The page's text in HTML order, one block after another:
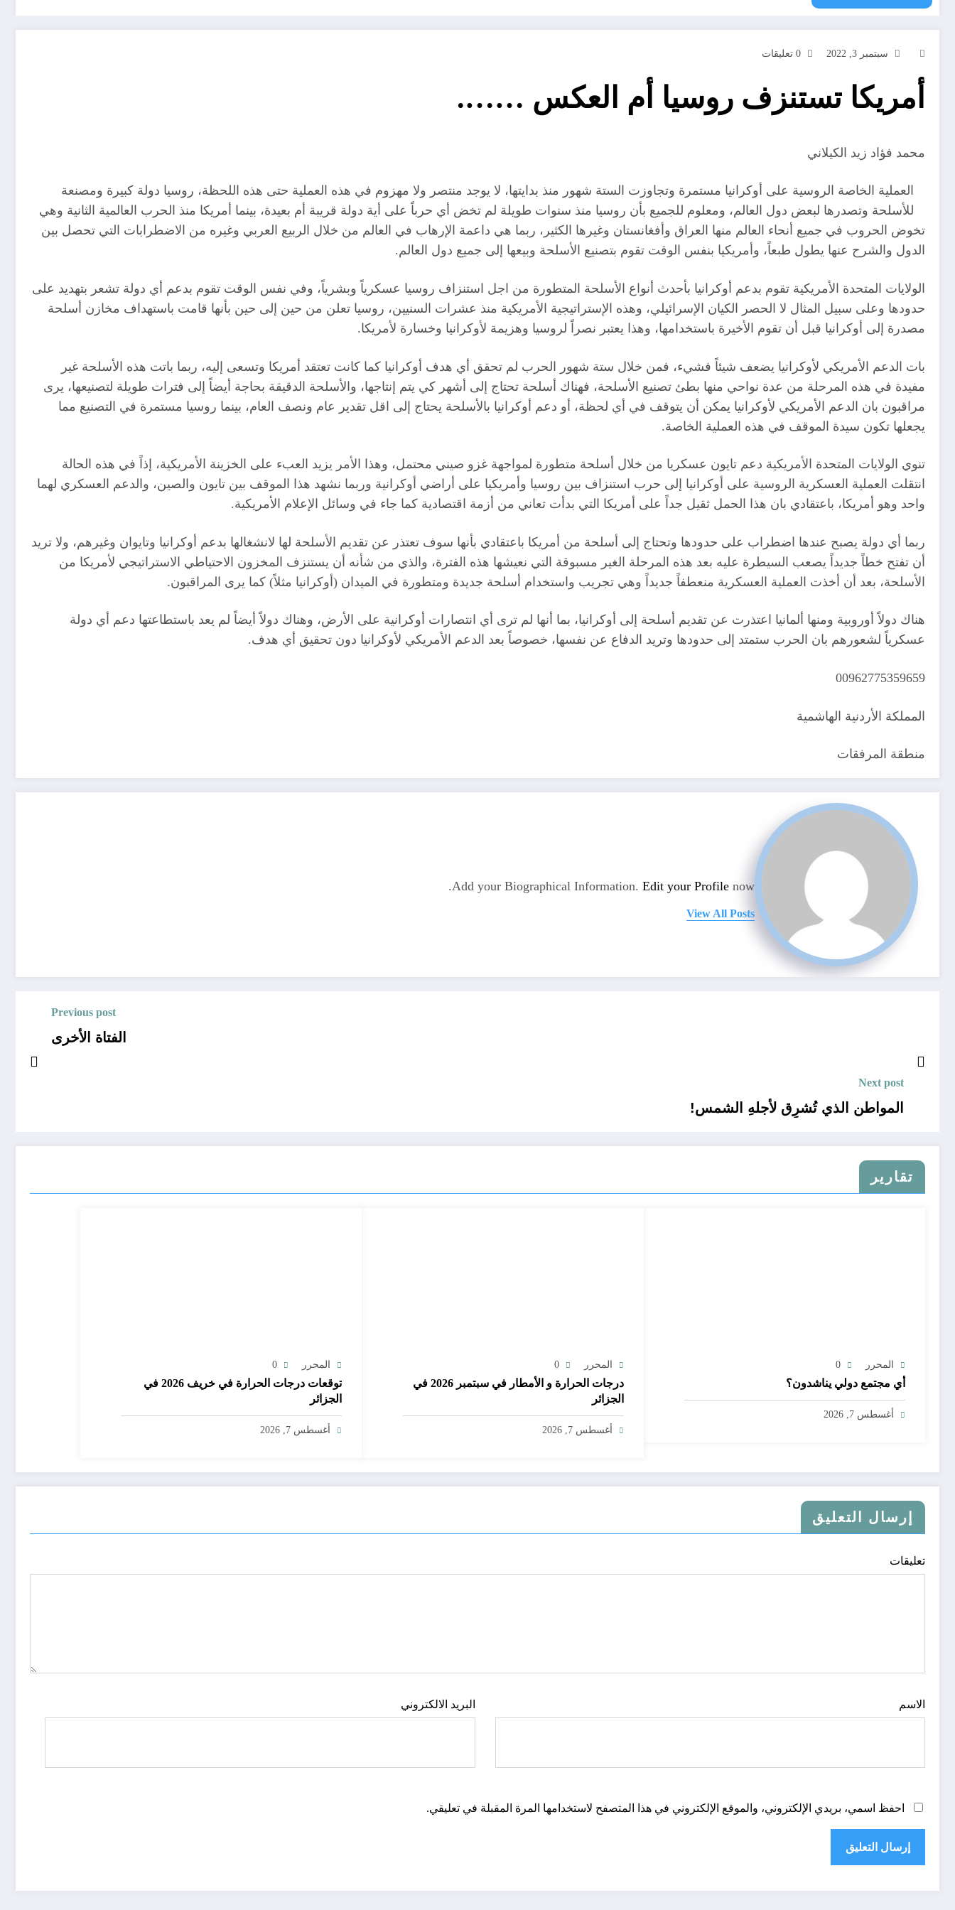
سبتمبر 3, 2022 0 تعليقات
أمريكا تستنزف روسيا أم العكس …….
محمد فؤاد زيد الكيلاني
العملية الخاصة الروسية على أوكرانيا مستمرة وتجاوزت الستة شهور منذ بدايتها، لا يوجد منتصر ولا مهزوم في هذه العملية حتى هذه اللحظة، روسيا دولة كبيرة ومصنعة
للأسلحة وتصدرها لبعض دول العالم، ومعلوم للجميع بأن روسيا منذ سنوات طويلة لم تخض أي حرباً على أية دولة قريبة أم بعيدة، بينما أمريكا منذ الحرب العالمية الثانية وهي
تخوض الحروب في جميع أنحاء العالم منها العراق وأفغانستان وغيرها الكثير، ربما هي داعمة الإرهاب في العالم من خلال الربيع العربي وغيره من الاضطرابات التي تحصل بين
الدول والشرح عنها يطول طبعاً، وأمريكيا بنفس الوقت تقوم بتصنيع الأسلحة وبيعها إلى جميع دول العالم.
الولايات المتحدة الأمريكية تقوم بدعم أوكرانيا بأحدث أنواع الأسلحة المتطورة من اجل استنزاف روسيا عسكرياً وبشرياً، وفي نفس الوقت تقوم بدعم أي دولة تشعر بتهديد على
حدودها وعلى سبيل المثال لا الحصر الكيان الإسرائيلي، وهذه الإستراتيجية الأمريكية منذ عشرات السنيين، روسيا تعلن من حين إلى حين بأنها قامت باستهداف مخازن أسلحة
مصدرة إلى أوكرانيا قبل أن تقوم الأخيرة باستخدامها، وهذا يعتبر نصراً لروسيا وهزيمة لأوكرانيا وخسارة لأمريكا.
بات الدعم الأمريكي لأوكرانيا يضعف شيئاً فشيء، فمن خلال ستة شهور الحرب لم تحقق أي هدف أوكرانيا كما كانت تعتقد أمريكا وتسعى إليه، ربما باتت هذه الأسلحة غير
مفيدة في هذه المرحلة من عدة نواحي منها بطئ تصنيع الأسلحة، فهناك أسلحة تحتاج إلى أشهر كي يتم إنتاجها، والأسلحة الدقيقة بحاجة أيضاً إلى فترات طويلة لتصنيعها، يرى
مراقبون بان الدعم الأمريكي لأوكرانيا يمكن أن يتوقف في أي لحظة، أو دعم أوكرانيا بالأسلحة يحتاج إلى اقل تقدير عام ونصف العام، بينما روسيا مستمرة في التصنيع مما
يجعلها تكون سيدة الموقف في هذه العملية الخاصة.
تنوي الولايات المتحدة الأمريكية دعم تايون عسكريا من خلال أسلحة متطورة لمواجهة غزو صيني محتمل، وهذا الأمر يزيد العبء على الخزينة الأمريكية، إذاً في هذه الحالة
انتقلت العملية العسكرية الروسية على أوكرانيا إلى حرب استنزاف بين روسيا وأمريكيا على أراضي أوكرانية وربما نشهد هذا الموقف بين تايون والصين، والدعم العسكري لهما
واحد وهو أمريكا، باعتقادي بان هذا الحمل ثقيل جداً على أمريكا التي بدأت تعاني من أزمة اقتصادية كما جاء في وسائل الإعلام الأمريكية.
ربما أي دولة يصبح عندها اضطراب على حدودها وتحتاج إلى أسلحة من أمريكا باعتقادي بأنها سوف تعتذر عن تقديم الأسلحة لها لانشغالها بدعم أوكرانيا وتايوان وغيرهم، ولا تريد
أن تفتح خطاً جديداً يصعب السيطرة عليه بعد هذه المرحلة الغير مسبوقة التي نعيشها هذه الفترة، والذي من شأنه أن يستنزف المخزون الاحتياطي الاستراتيجي لأمريكا من
الأسلحة، بعد أن أخذت العملية العسكرية منعطفاً جديداً وهي تجريب واستخدام أسلحة جديدة ومتطورة في الميدان (أوكرانيا مثلاً) كما يرى المراقبون.
هناك دولاً أوروبية ومنها ألمانيا اعتذرت عن تقديم أسلحة إلى أوكرانيا، بما أنها لم ترى أي انتصارات أوكرانية على الأرض، وهناك دولاً أيضاً لم يعد باستطاعتها دعم أي دولة
عسكرياً لشعورهم بان الحرب ستمتد إلى حدودها وتريد الدفاع عن نفسها، خصوصاً بعد الدعم الأمريكي لأوكرانيا دون تحقيق أي هدف.
00962775359659
المملكة الأردنية الهاشمية
منطقة المرفقات
Add your Biographical Information. Edit your Profile now.
View All Posts
Previous post
الفتاة الأخرى
Next post
المواطن الذي تُشرِق لأجلهِ الشمس!
تقارير
المحرر 0
أي مجتمع دولي يناشدون؟
أغسطس 7, 2026
المحرر 0
درجات الحرارة و الأمطار في سبتمبر 2026 في
الجزائر
أغسطس 7, 2026
المحرر 0
توقعات درجات الحرارة في خريف 2026 في
الجزائر
أغسطس 7, 2026
إرسال التعليق
تعليقات
الاسم البريد الالكتروني
احفظ اسمي، بريدي الإلكتروني، والموقع الإلكتروني في هذا المتصفح لاستخدامها المرة المقبلة في تعليقي.